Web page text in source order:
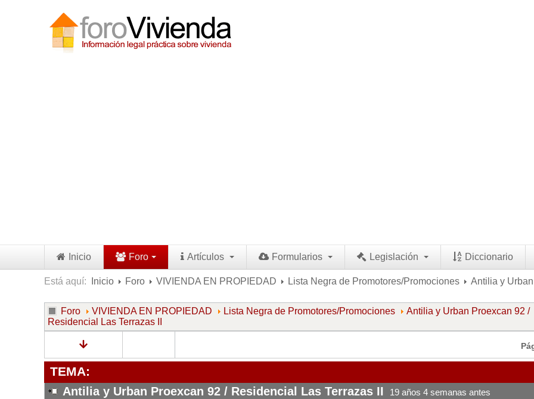
Inicio Foro Artículos Formularios Legislación Diccionario
Está aquí: Inicio Foro VIVIENDA EN PROPIEDAD Lista Negra de Promotores/Promociones Antilia y
Foro VIVIENDA EN PROPIEDAD Lista Negra de Promotores/Promociones
Antilia y Urban Proexcan 92 /
Residencial Las Terrazas II
TEMA:
Antilia y Urban Proexcan 92 / Residencial Las Terrazas II 19 años 4 semanas antes